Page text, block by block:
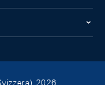
2026